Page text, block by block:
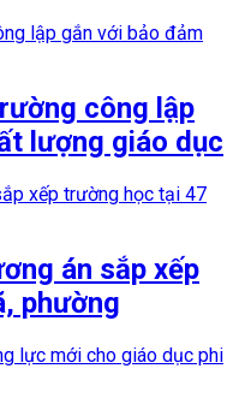
công lập
lượng giáo dục
án sắp xếp
phường